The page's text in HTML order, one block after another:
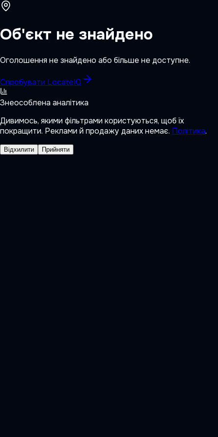
Об'єкт не знайдено
Оголошення не знайдено або більше не доступне.
Спробувати LocateIQ
Знеособлена аналітика
Дивимось, якими фільтрами користуються, щоб їх
покращити. Реклами й продажу даних немає. Політика.
Відхилити Прийняти